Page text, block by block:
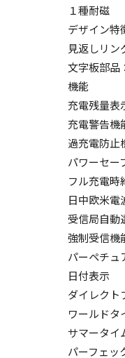
１種耐磁
デザイン特
見返しリン
文字板部品
機能
充電残量表
充電警告機
過充電防止
パワーセー
フル充電時
日中欧米電
受信局自動
強制受信機
パーペチュ
日付表示
ダイレクト
ワールドタ
サマータイ
パーフェッ